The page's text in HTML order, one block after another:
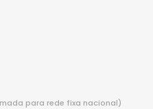
para rede fixa nacional)